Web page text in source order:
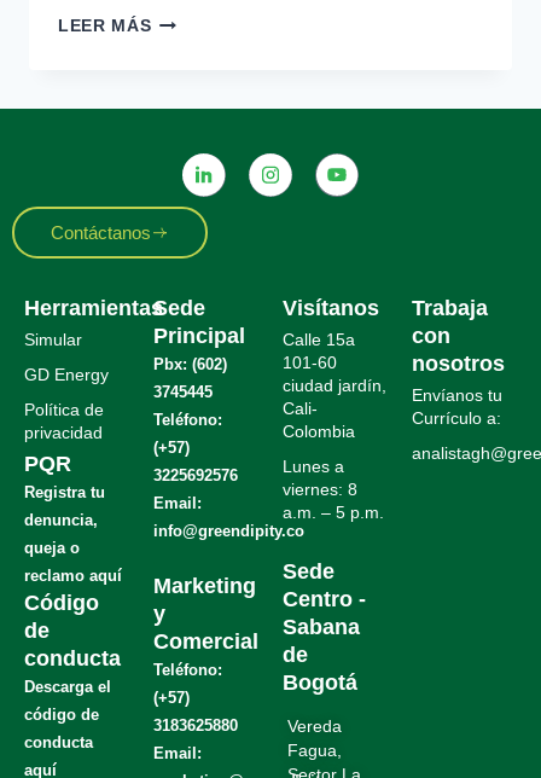
LEER MÁS
Contáctanos
Herramientas
Simular
GD Energy
Política de
privacidad
PQR
Registra tu
denuncia,
queja o
reclamo aquí
Código
de
conducta
Descarga el
código de
conducta
aquí
Sede
Principal
Pbx: (602)
3745445
Teléfono:
(+57)
3225692576
Email:
info@greendipity.co
Marketing
y
Comercial
Teléfono:
(+57)
3183625880
Email:
Visítanos
Calle 15a
101-60
ciudad jardín,
Cali-
Colombia
Lunes a
viernes: 8
a.m. – 5 p.m.
Sede
Centro -
Sabana
de
Bogotá
Vereda
Fagua,
Trabaja
con
nosotros
Envíanos tu
Currículo a: